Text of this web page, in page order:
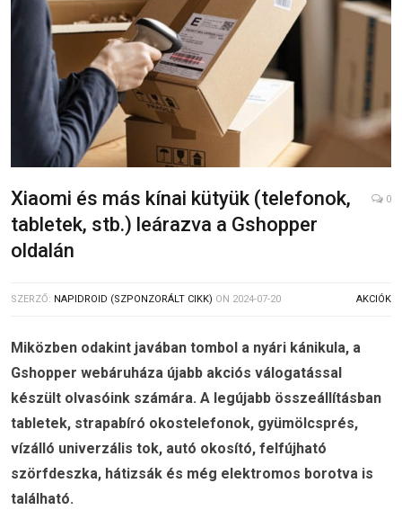
Xiaomi és más kínai kütyük (telefonok,
tabletek, stb.) leárazva a Gshopper
oldalán
0
SZERZŐ: NAPIDROID (SZPONZORÁLT CIKK) ON 2024-07-20 AKCIÓK
Miközben odakint javában tombol a nyári kánikula, a
Gshopper webáruháza újabb akciós válogatással
készült olvasóink számára. A legújabb összeállításban
tabletek, strapabíró okostelefonok, gyümölcsprés,
vízálló univerzális tok, autó okosító, felfújható
szörfdeszka, hátizsák és még elektromos borotva is
található.